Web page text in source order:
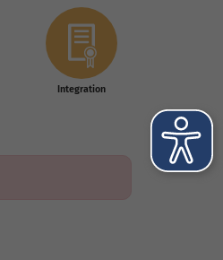
Integration